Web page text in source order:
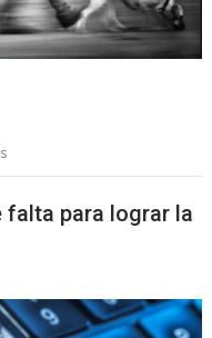
falta para lograr la